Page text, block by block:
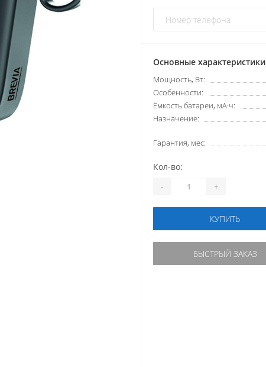
Основные характеристики
Мощность, Вт:
Особенности:
Ёмкость батареи, мА·ч:
Назначение:
Гарантия, мес:
Кол-во:
- +
КУПИТЬ
БЫСТРЫЙ ЗАКАЗ